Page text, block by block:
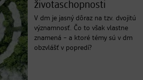
životaschopnosti
V dm je jasný dôraz na tzv. dvojitú
významnosť. Čo to však vlastne
znamená – a ktoré témy sú v dm
obzvlášť v popredí?